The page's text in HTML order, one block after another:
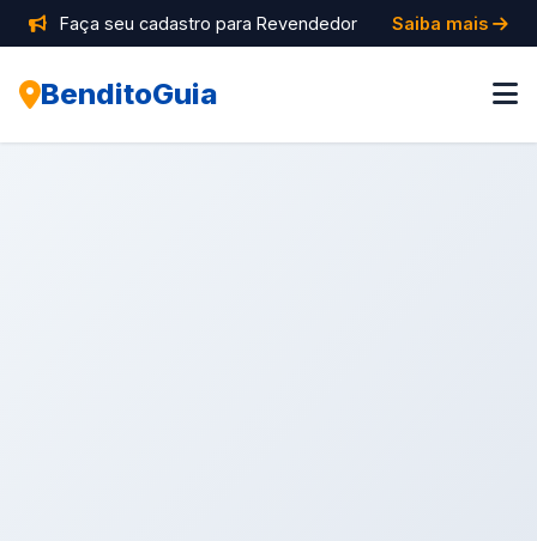
Faça seu cadastro para Revendedor Saiba mais
BenditoGuia